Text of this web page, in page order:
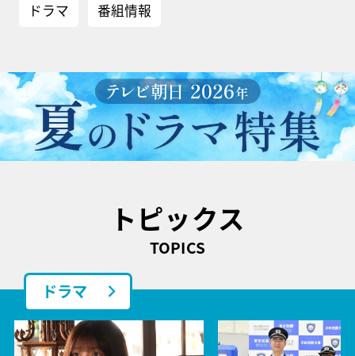
ドラマ 番組情報
トピックス
TOPICS
ドラマ